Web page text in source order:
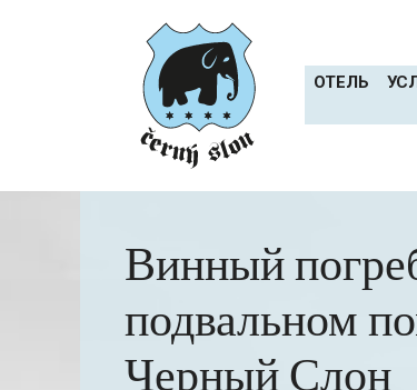
OТЕЛЬ
Винный
подвальном
Черный Слон